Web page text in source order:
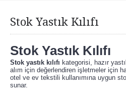
Stok Yastık Kılıfı
Stok Yastık Kılıfı
Stok yastık kılıfı kategorisi, hazır
alım için değerlendiren işletmeler için
otel ve ev tekstili kullanımına uygun
sunar.